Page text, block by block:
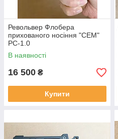
Револьвер Флобера
прихованого носіння "СЕМ"
РС-1.0
В наявності
16 500 ₴
Купити